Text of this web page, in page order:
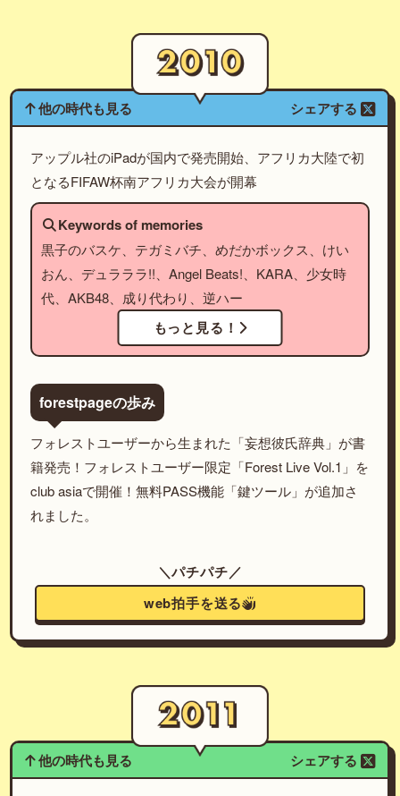
他の時代も見る シェアする
アップル社のiPadが国内で発売開始、アフリカ大陸で初
となるFIFAW杯南アフリカ大会が開幕
Keywords of memories
黒子のバスケ、テガミバチ、めだかボックス、けい
おん、デュラララ!!、Angel Beats!、KARA、少女時
代、AKB48、成り代わり、逆ハー
もっと見る！
forestpageの歩み
フォレストユーザーから生まれた「妄想彼氏辞典」が書
籍発売！フォレストユーザー限定「Forest Live Vol.1」を
club asiaで開催！無料PASS機能「鍵ツール」が追加さ
れました。
＼パチパチ／
web拍手を送る
他の時代も見る シェアする